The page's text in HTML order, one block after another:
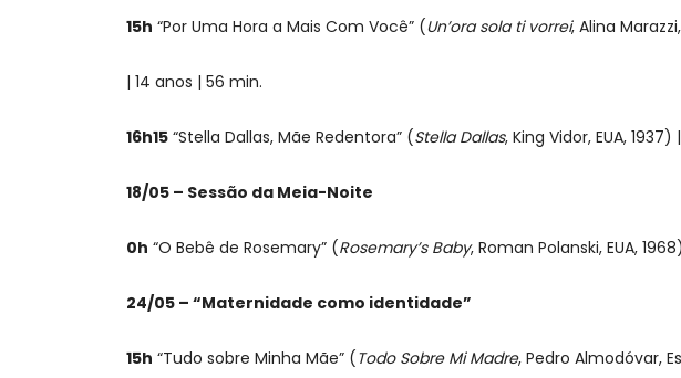
15h “Por Uma Hora a Mais Com Você” (Un’ora sola ti vorrei, Alina
| 14 anos | 56 min.
16h15 “Stella Dallas, Mãe Redentora” (Stella Dallas, King Vidor, EUA, 1937)
18/05 – Sessão da Meia-Noite
0h “O Bebê de Rosemary” (Rosemary’s Baby, Roman Polanski, EUA,
24/05 – “Maternidade como identidade”
15h “Tudo sobre Minha Mãe” (Todo Sobre Mi Madre, Pedro Almodóvar,